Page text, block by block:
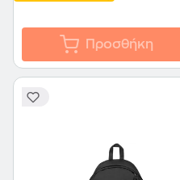
Προσθήκη